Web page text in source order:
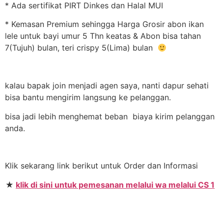
* Ada sertifikat PIRT Dinkes dan Halal MUI
* Kemasan Premium sehingga Harga Grosir abon ikan
lele untuk bayi umur 5 Thn keatas & Abon bisa tahan
7(Tujuh) bulan, teri crispy 5(Lima) bulan
kalau bapak join menjadi agen saya, nanti dapur sehati
bisa bantu mengirim langsung ke pelanggan.
bisa jadi lebih menghemat beban biaya kirim pelanggan
anda.
Klik sekarang link berikut untuk Order dan Informasi
★ klik di sini untuk pemesanan melalui wa melalui CS 1